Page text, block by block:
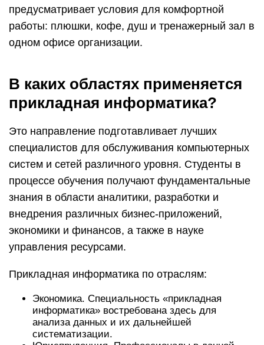
предусматривает условия для комфортной
работы: плюшки, кофе, душ и тренажерный зал в
одном офисе организации.
В каких областях применяется
прикладная информатика?
Это направление подготавливает лучших
специалистов для обслуживания компьютерных
систем и сетей различного уровня. Студенты в
процессе обучения получают фундаментальные
знания в области аналитики, разработки и
внедрения различных бизнес-приложений,
экономики и финансов, а также в науке
управления ресурсами.
Прикладная информатика по отраслям:
Экономика. Специальность «прикладная
информатика» востребована здесь для
анализа данных и их дальнейшей
систематизации.